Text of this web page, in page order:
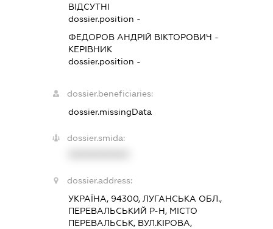
ВІДСУТНІ
dossier.position -
ФЕДОРОВ АНДРІЙ ВІКТОРОВИЧ -
КЕРІВНИК
dossier.position -
dossier.beneficiaries:
dossier.missingData
dossier.smida:
dossier.address:
УКРАЇНА, 94300, ЛУГАНСЬКА ОБЛ.,
ПЕРЕВАЛЬСЬКИЙ Р-Н, МІСТО
ПЕРЕВАЛЬСЬК, ВУЛ.КІРОВА,